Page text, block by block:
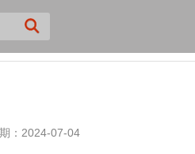
：2024-07-04